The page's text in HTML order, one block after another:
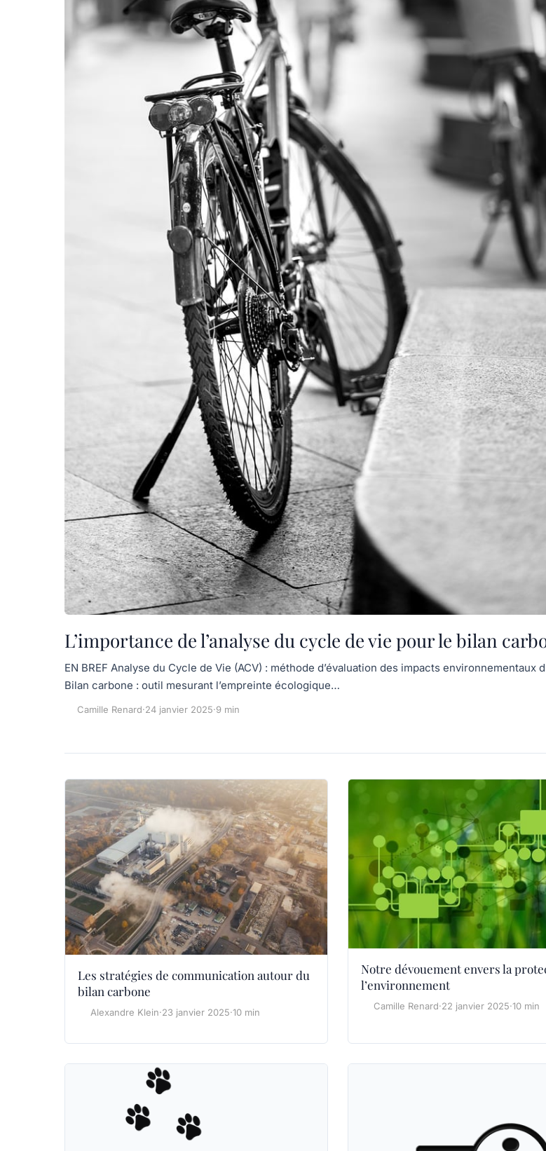
L’importance de l’analyse du cycle de vie pour le bilan
EN BREF Analyse du Cycle de Vie (ACV) : méthode d’évaluation des impacts environnementaux
Bilan carbone : outil mesurant l’empreinte écologique…
Camille Renard·24 janvier 2025·9 min
Les stratégies de communication autour du
bilan carbone
Alexandre Klein·23 janvier 2025·10 min
Notre dévouement envers la
l’environnement
Camille Renard·22 janvier 2025·10 min